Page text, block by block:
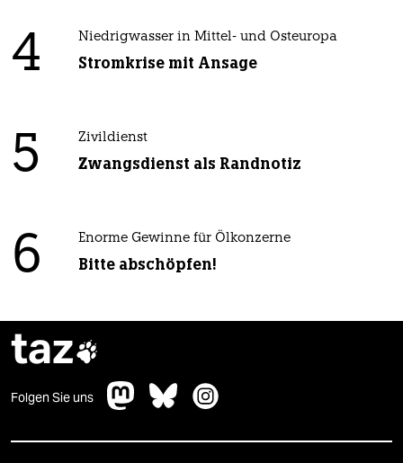
4 Niedrigwasser in Mittel- und Osteuropa
Stromkrise mit Ansage
5 Zivildienst
Zwangsdienst als Randnotiz
6 Enorme Gewinne für Ölkonzerne
Bitte abschöpfen!
taz
Folgen Sie uns